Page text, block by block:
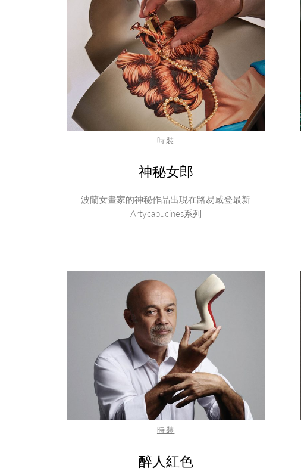
時裝
神秘女郎
波蘭女畫家的神秘作品出現在路易威登最新
Artycapucines系列
時裝
醉人紅色